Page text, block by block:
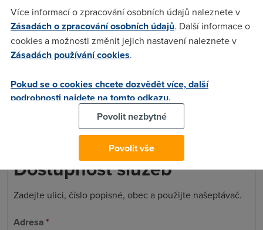
Podle Evropské komise by měl také každý členský stát
zajistit, aby byla do roku 2020 nejméně v jednom velkém
městě zprovozněna 5G síťa na veřejných místech by mělo
být dostupné bezplatné bezdrátové připojení.
Jakou rychlost internetu
mám dnes doma?
Pokud chcete zjistit, jak rychlý internet by šel u vás doma
zřídit již dnes, můžete si to snadno ověřit níže.
Dostupnost služeb
Zadejte ulici, číslo popisné, obec a použijte našeptávač.
Adresa*
Více informací o zpracování osobních údajů naleznete v
Zásadách o zpracování osobních údajů. Další informace o
cookies a možnosti změnit jejich nastavení naleznete v
Zásadách používání cookies.
Pokud se o cookies chcete dozvědět více, další
podrobnosti najdete na tomto odkazu.
Povolit nezbytné
Povolit vše